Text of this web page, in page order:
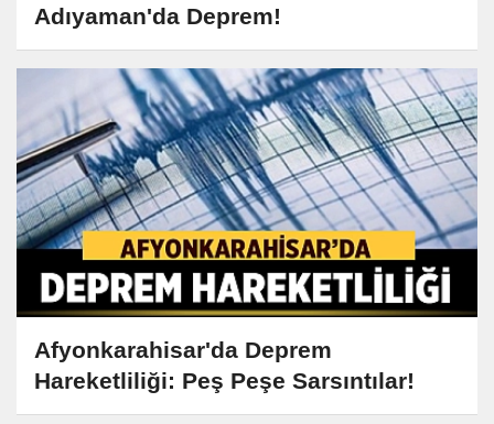
Adıyaman'da Deprem!
Afyonkarahisar'da Deprem
Hareketliliği: Peş Peşe Sarsıntılar!